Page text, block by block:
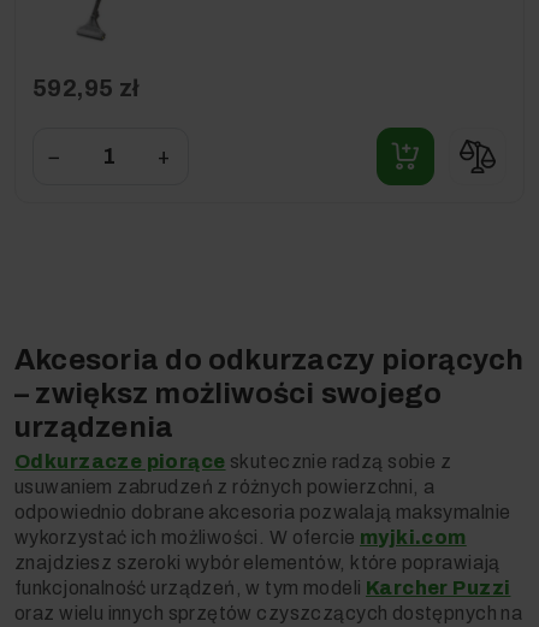
592,95 zł
− +
Akcesoria do odkurzaczy piorących
– zwiększ możliwości swojego
urządzenia
Odkurzacze piorące skutecznie radzą sobie z
usuwaniem zabrudzeń z różnych powierzchni, a
odpowiednio dobrane akcesoria pozwalają maksymalnie
wykorzystać ich możliwości. W ofercie myjki.com
znajdziesz szeroki wybór elementów, które poprawiają
funkcjonalność urządzeń, w tym modeli Karcher Puzzi
oraz wielu innych sprzętów czyszczących dostępnych na